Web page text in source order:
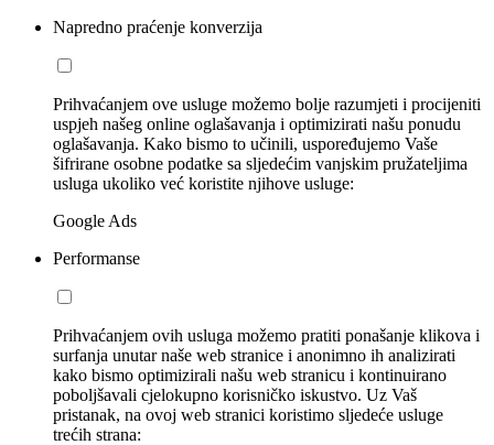
Napredno praćenje konverzija
Prihvaćanjem ove usluge možemo bolje razumjeti i procijeniti
uspjeh našeg online oglašavanja i optimizirati našu ponudu
oglašavanja. Kako bismo to učinili, uspoređujemo Vaše
šifrirane osobne podatke sa sljedećim vanjskim pružateljima
usluga ukoliko već koristite njihove usluge:
Google Ads
Performanse
Prihvaćanjem ovih usluga možemo pratiti ponašanje klikova i
surfanja unutar naše web stranice i anonimno ih analizirati
kako bismo optimizirali našu web stranicu i kontinuirano
poboljšavali cjelokupno korisničko iskustvo. Uz Vaš
pristanak, na ovoj web stranici koristimo sljedeće usluge
trećih strana: